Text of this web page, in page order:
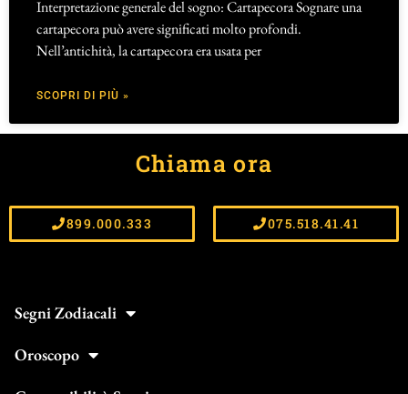
Interpretazione generale del sogno: Cartapecora Sognare una
cartapecora può avere significati molto profondi.
Nell’antichità, la cartapecora era usata per
SCOPRI DI PIÙ »
Chiama ora
899.000.333 075.518.41.41
Segni Zodiacali
Oroscopo